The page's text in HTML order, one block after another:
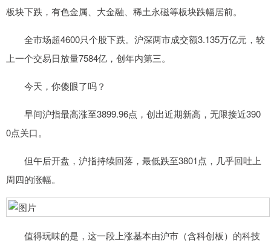
板块下跌，有色金属、大金融、稀土永磁等板块跌幅居前。
全市场超4600只个股下跌。沪深两市成交额3.135万亿元，较
上一个交易日放量7584亿，创年内第三。
今天，你傻眼了吗？
早间沪指最高涨至3899.96点，创出近期新高，无限接近390
0点关口。
但午后开盘，沪指持续回落，最低跌至3801点，几乎回吐上
周四的涨幅。
值得玩味的是，这一段上涨基本由沪市（含科创板）的科技